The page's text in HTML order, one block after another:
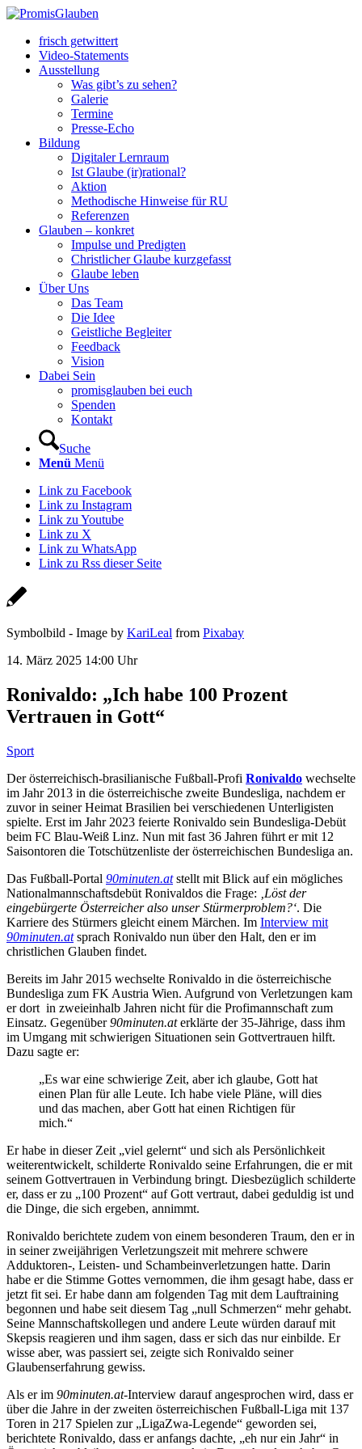
frisch getwittert
Video-Statements
Ausstellung
Was gibt’s zu sehen?
Galerie
Termine
Presse-Echo
Bildung
Digitaler Lernraum
Ist Glaube (ir)rational?
Aktion
Methodische Hinweise für RU
Referenzen
Glauben – konkret
Impulse und Predigten
Christlicher Glaube kurzgefasst
Glaube leben
Über Uns
Das Team
Die Idee
Geistliche Begleiter
Feedback
Vision
Dabei Sein
promisglauben bei euch
Spenden
Kontakt
Suche
Menü Menü
Link zu Facebook
Link zu Instagram
Link zu Youtube
Link zu X
Link zu WhatsApp
Link zu Rss dieser Seite
Symbolbild - Image by KariLeal from Pixabay
14. März 2025 14:00 Uhr
Ronivaldo: „Ich habe 100 Prozent
Vertrauen in Gott“
Sport
Der österreichisch-brasilianische Fußball-Profi Ronivaldo wechselte
im Jahr 2013 in die österreichische zweite Bundesliga, nachdem er
zuvor in seiner Heimat Brasilien bei verschiedenen Unterligisten
spielte. Erst im Jahr 2023 feierte Ronivaldo sein Bundesliga-Debüt
beim FC Blau-Weiß Linz. Nun mit fast 36 Jahren führt er mit 12
Saisontoren die Totschützenliste der österreichischen Bundesliga an.
Das Fußball-Portal 90minuten.atstellt mit Blick auf ein mögliches
Nationalmannschaftsdebüt Ronivaldos die Frage:
‚Löst der
eingebürgerte Österreicher also unser Stürmerproblem?‘. Die
Karriere des Stürmers gleicht einem Märchen. Im Interview mit
90minuten.atsprach Ronivaldo nun über den Halt, den er im
christlichen Glauben findet.
Bereits im Jahr 2015 wechselte Ronivaldo in die österreichische
Bundesliga zum FK Austria Wien. Aufgrund von Verletzungen kam
er dort in zweieinhalb Jahren nicht für die Profimannschaft zum
Einsatz. Gegenüber90minuten.aterklärte der 35-Jährige, dass ihm
im Umgang mit schwierigen Situationen sein Gottvertrauen hilft.
Dazu sagte er:
„Es war eine schwierige Zeit, aber ich glaube, Gott hat
einen Plan für alle Leute. Ich habe viele Pläne, will dies
und das machen, aber Gott hat einen Richtigen für
mich.“
Er habe in dieser Zeit „viel gelernt“ und sich als Persönlichkeit
weiterentwickelt, schilderte Ronivaldo seine Erfahrungen, die er mit
seinem Gottvertrauen in Verbindung bringt. Diesbezüglich schilderte
er, dass er zu „100 Prozent“ auf Gott vertraut, dabei geduldig ist und
die Dinge, die sich ergeben, annimmt.
Ronivaldo berichtete zudem von einem besonderen Traum, den er in
in seiner zweijährigen Verletzungszeit mit mehrere schwere
Adduktoren-, Leisten- und Schambeinverletzungen hatte. Darin
habe er die Stimme Gottes vernommen, die ihm gesagt habe, dass er
jetzt fit sei. Er habe dann am folgenden Tag mit dem Lauftraining
begonnen und habe seit diesem Tag „null Schmerzen“ mehr gehabt.
Seine Mannschaftskollegen und andere Leute würden darauf mit
Skepsis reagieren und ihm sagen, dass er sich das nur einbilde. Er
wisse aber, was passiert sei, zeigte sich Ronivaldo seiner
Glaubenserfahrung gewiss.
Als er im 90minuten.at-Interview darauf angesprochen wird, dass er
über die Jahre in der zweiten österreichischen Fußball-Liga mit 137
Toren in 217 Spielen zur „LigaZwa-Legende“ geworden sei,
berichtete Ronivaldo, dass er anfangs dachte, „eh nur ein Jahr“ in